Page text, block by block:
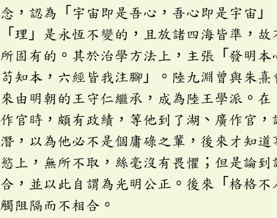
念，認為「宇宙即是吾心，吾心即是宇宙
「理」是永恆不變的，且放諸四海皆準，
所固有的。其於治學方法上，主張「發明
苟知本，六經皆我注腳」。陸九淵曾與朱
來由明朝的王守仁繼承，成為陸王學派。
作官時，頗有政績，等他到了湖、廣作官
潛，以為他必不是個庸碌之輩，後來才知
慾上，無所不取，絲毫沒有畏懼；但是論
合，並以此自謂為光明公正。後來「格格
觸阻隔而不相合。